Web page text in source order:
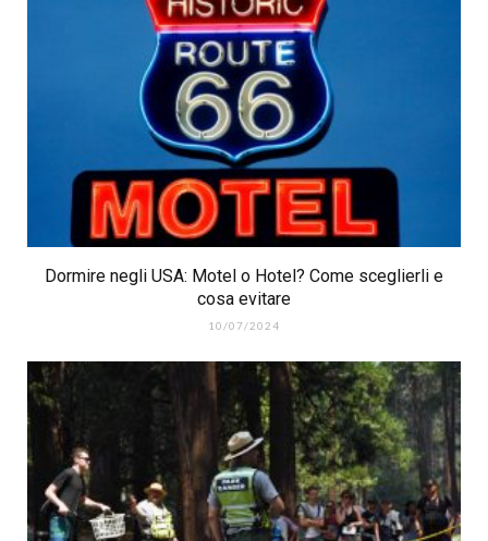
Dormire negli USA: Motel o Hotel? Come sceglierli e
cosa evitare
10/07/2024